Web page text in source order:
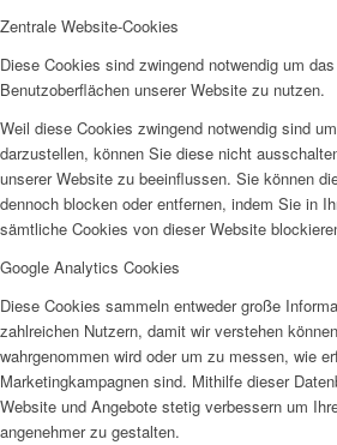
Zentrale Website-Cookies
Diese Cookies sind zwingend notwendig um
Benutzoberflächen unserer Website zu nutzen.
Weil diese Cookies zwingend notwendig sind
darzustellen, können Sie diese nicht
unserer Website zu beeinflussen. Sie können
dennoch blocken oder entfernen, indem Sie in
sämtliche Cookies von dieser Website
Google Analytics Cookies
Diese Cookies sammeln entweder große
zahlreichen Nutzern, damit wir verstehen
wahrgenommen wird oder um zu messen, wie
Marketingkampagnen sind. Mithilfe dieser
Website und Angebote stetig verbessern um
angenehmer zu gestalten.